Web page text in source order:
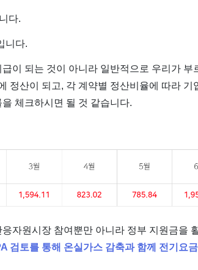
다.
니다.
이 되는 것이 아니라 일반적으로 우리가 부
정산이 되고, 각 계약별 정산비율에 따라 기
체크하시면 될 것 같습니다.
자원시장 참여뿐만 아니라 정부 지원금을
검토를 통해 온실가스 감축과 함께 전기요